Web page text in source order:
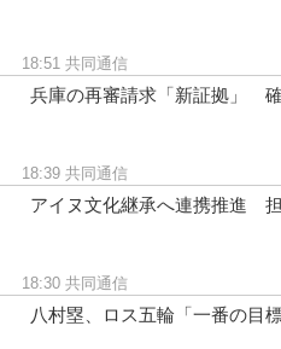
18:51 共同通信
兵庫の再審請求「新証拠」
18:39 共同通信
アイヌ文化継承へ連携推進
18:30 共同通信
八村塁、ロス五輪「一番の